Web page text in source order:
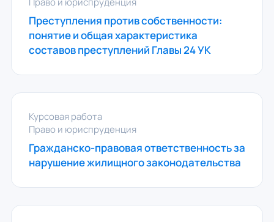
Преступления против собственности:
понятие и общая характеристика
составов преступлений Главы 24 УК
Курсовая работа
Право и юриспруденция
Гражданско-правовая ответственность за
нарушение жилищного законодательства